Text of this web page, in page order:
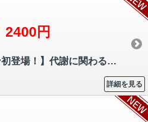
2400円
【2,400円】≪【くまポン初登場！】代謝に関わるビタミンB1やαリポ酸を配合…
詳細を見る